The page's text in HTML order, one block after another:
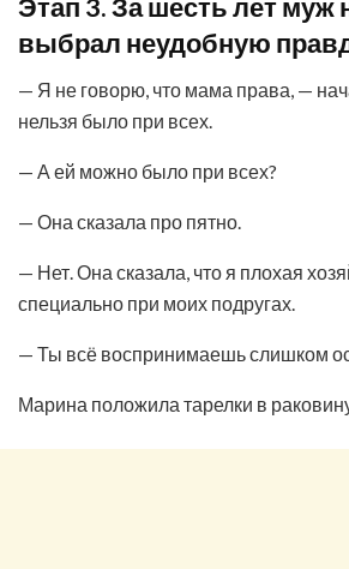
Этап 3. За шесть лет муж
выбрал неудобную
— Я не говорю, что мама права, —
нельзя было при всех.
— А ей можно было при всех?
— Она сказала про пятно.
— Нет. Она сказала, что я плохая
специально при моих подругах.
— Ты всё воспринимаешь слишком
Марина положила тарелки в